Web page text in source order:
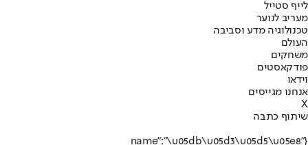
לייף סטייל
מעריב לנוער
טכנולוגיה מדע וסביבה
העולם
משחקים
פודקאסטים
וידאו
אנחנו מגייסים
X
שיתוף כתבה
{"name":"\u05db\u05d3\u05d5\u05e8